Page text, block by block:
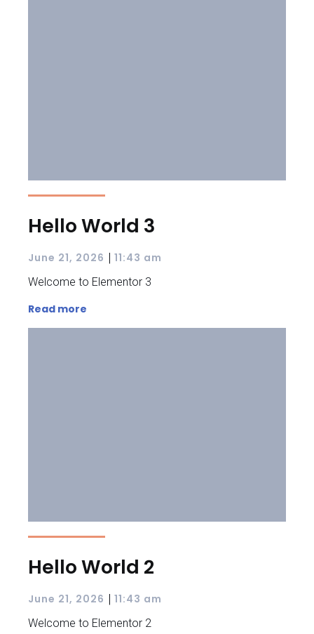
Hello World 3
June 21, 2026 | 11:43 am
Welcome to Elementor 3
Read more
Hello World 2
June 21, 2026 | 11:43 am
Welcome to Elementor 2